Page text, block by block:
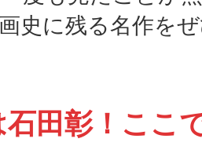
史に残る名作を
石田彰！ここ